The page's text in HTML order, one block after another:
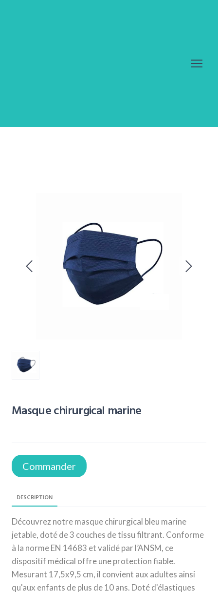
Masque chirurgical marine
Commander
DESCRIPTION
Découvrez notre masque chirurgical bleu marine
jetable, doté de 3 couches de tissu filtrant. Conforme
à la norme EN 14683 et validé par l’ANSM, ce
dispositif médical offre une protection fiable.
Mesurant 17,5x9,5 cm, il convient aux adultes ainsi
qu'aux enfants de plus de 10 ans. Doté d'élastiques